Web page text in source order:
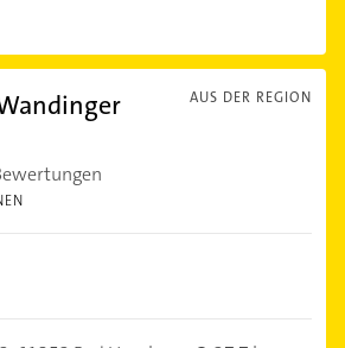
AUS DER REGION